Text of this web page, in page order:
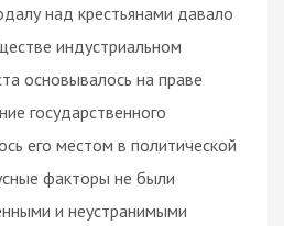
над крестьянами давало
индустриальном
основывалось на праве
государственного
его местом в политической
факторы не были
и неустранимыми